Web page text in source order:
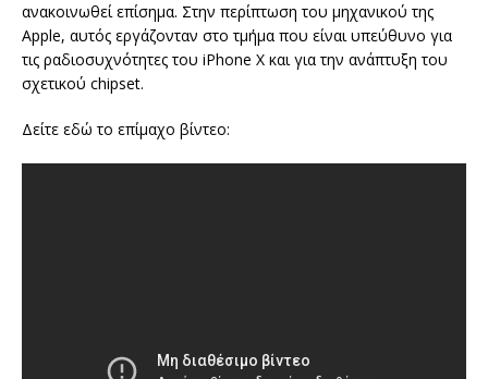
ανακοινωθεί επίσημα. Στην περίπτωση του μηχανικού της
Apple, αυτός εργάζονταν στο τμήμα που είναι υπεύθυνο για
τις ραδιοσυχνότητες του iPhone X και για την ανάπτυξη του
σχετικού chipset.
Δείτε εδώ το επίμαχο βίντεο: